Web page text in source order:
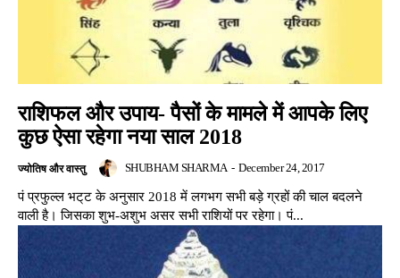
राशिफल और उपाय- पैसों के मामले में आपके लिए
कुछ ऐसा रहेगा नया साल 2018
ज्योतिष और वास्तु SHUBHAM SHARMA - December 24, 2017
पं प्रफुल्ल भट्‌ट के अनुसार 2018 में लगभग सभी बड़े ग्रहों की चाल बदलने
वाली है। जिसका शुभ-अशुभ असर सभी राशियों पर रहेगा। पं...